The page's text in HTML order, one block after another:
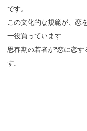
です。
この文化的な規範が、恋
一役買っています…
思春期の若者が“恋に恋
す。